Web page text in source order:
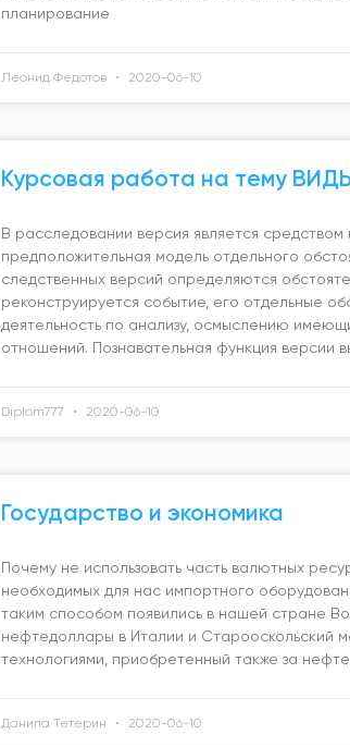
планирование
Леонид Федотов 2020-06-10
Курсовая работа на тему
В расследовании версия является
предположительная модель отдельного
следственных версий определяются
реконструируется событие, его отдельные
деятельность по анализу, осмыслению
отношений. Познавательная функция
Diplom777 2020-06-10
Государство и экономика
Почему не использовать часть валютных
необходимых для нас импортного
таким способом появились в нашей стране
нефтедоллары в Италии и Старооскольский
технологиями, приобретенный также за
Данила Тетерин 2020-06-10